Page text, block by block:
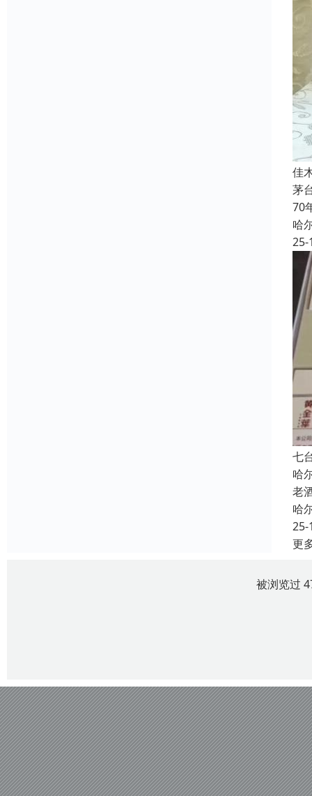
佳
茅
70
哈
25-
七
哈
老
哈
25-
更
被浏览过